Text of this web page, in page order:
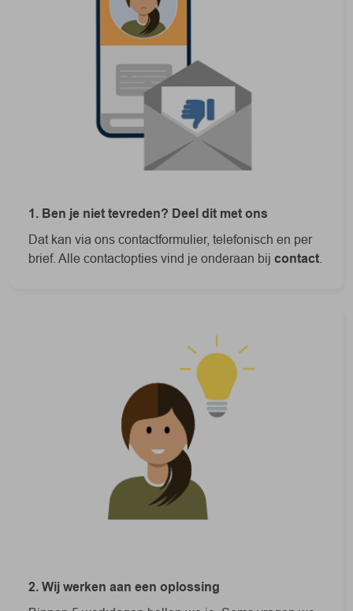
1. Ben je niet tevreden? Deel dit met ons
Dat kan via ons contactformulier, telefonisch en per
brief. Alle contactopties vind je onderaan bij contact
2. Wij werken aan een oplossing